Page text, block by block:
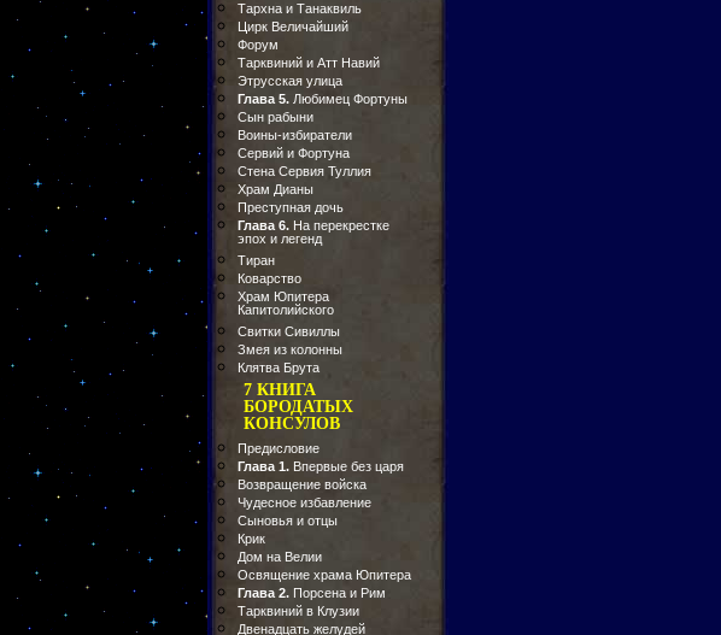
Тархна и Танаквиль
Цирк Величайший
Форум
Тарквиний и Атт Навий
Этрусская улица
Глава 5. Любимец Фортуны
Сын рабыни
Воины-избиратели
Сервий и Фортуна
Стена Сервия Туллия
Храм Дианы
Преступная дочь
Глава 6. На перекрестке
эпох и легенд
Тиран
Коварство
Храм Юпитера
Капитолийского
Свитки Сивиллы
Змея из колонны
Клятва Брута
7 КНИГА
БОРОДАТЫХ
КОНСУЛОВ
Предисловие
Глава 1. Впервые без царя
Возвращение войска
Чудесное избавление
Сыновья и отцы
Крик
Дом на Велии
Освящение храма Юпитера
Глава 2. Порсена и Рим
Тарквиний в Клузии
Двенадцать желудей